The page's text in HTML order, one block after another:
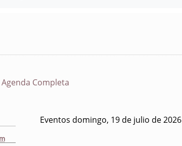
Agenda Completa
Eventos domingo, 19 de julio de 2026